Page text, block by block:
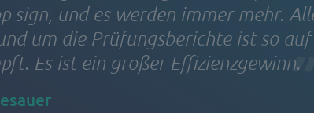
sign, und es werden immer mehr.
um die Prüfungsberichte ist so
Es ist ein großer Effizienzgewinn.